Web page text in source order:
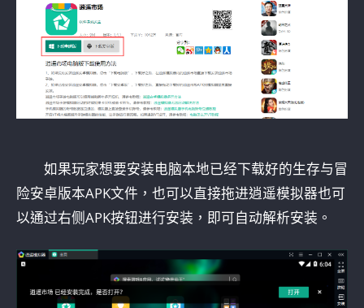
如果玩家想要安装电脑本地已经下载好的生存与冒
险安卓版本APK文件，也可以直接拖进逍遥模拟器也可
以通过右侧APK按钮进行安装，即可自动解析安装。